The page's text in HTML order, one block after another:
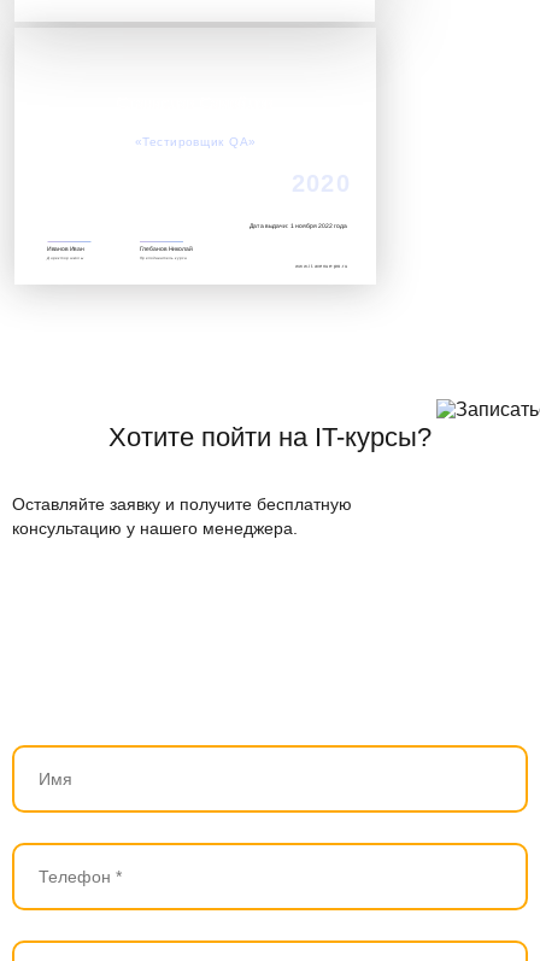
«Тестировщик QA»‎
2020
Дата выдачи: 1 ноября 2022 года
www.it.avenue-pro.ru
Иванов Иван
Директор школы
Глебанов Николай
Преподаватель курса
Хотите пойти на IT-курсы?
Оставляйте заявку и получите бесплатную
консультацию у нашего менеджера.